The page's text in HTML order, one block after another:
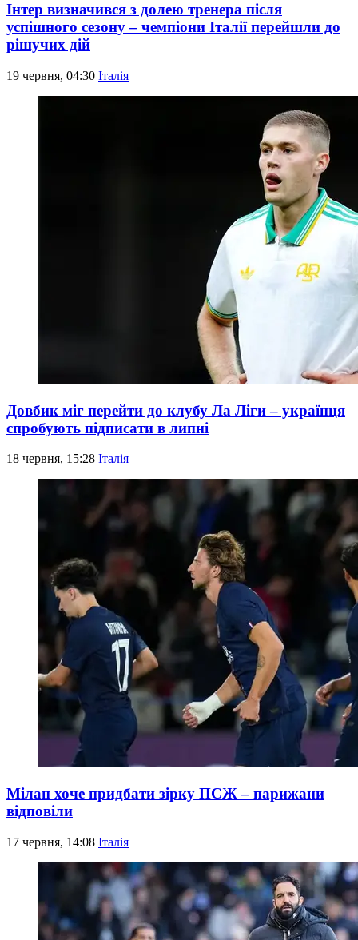
Інтер визначився з долею тренера після
успішного сезону – чемпіони Італії перейшли до
рішучих дій
19 червня, 04:30 Італія
Довбик міг перейти до клубу Ла Ліги – українця
спробують підписати в липні
18 червня, 15:28 Італія
Мілан хоче придбати зірку ПСЖ – парижани
відповіли
17 червня, 14:08 Італія